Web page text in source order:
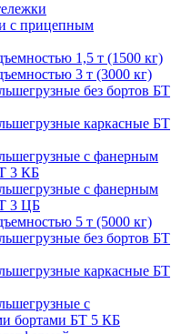
с прицепным
1,5 т (1500 кг)
3 т (3000 кг)
без бортов БТ
каркасные БТ
с фанерным
3 КБ
с фанерным
3 ЦБ
5 т (5000 кг)
без бортов БТ
каркасные БТ
с
бортами БТ 5 КБ